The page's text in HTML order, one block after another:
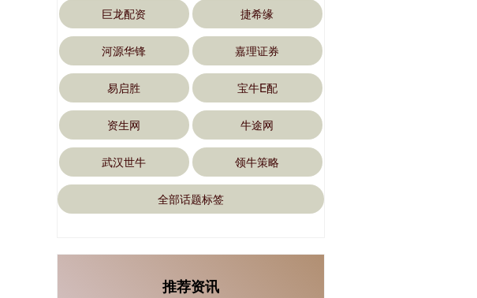
巨龙配资 捷希缘
河源华锋 嘉理证券
易启胜 宝牛E配
资生网 牛途网
武汉世牛 领牛策略
全部话题标签
推荐资讯